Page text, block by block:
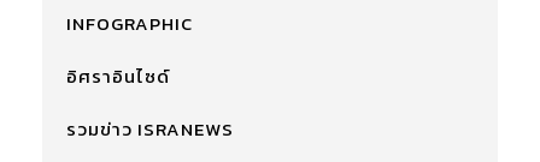
INFOGRAPHIC
อิศราอินไซด์
รวมข่าว ISRANEWS